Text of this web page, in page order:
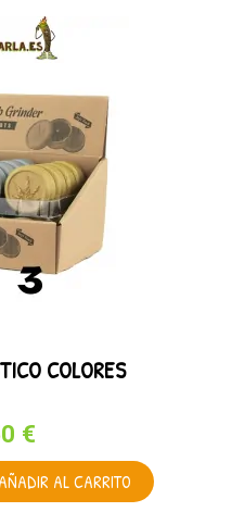
COLORES
€
AÑADIR AL CARRITO